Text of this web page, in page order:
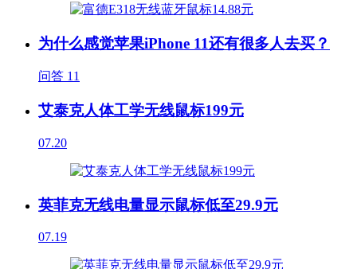
为什么感觉苹果iPhone 11还有很多人去买？
问答 11
艾泰克人体工学无线鼠标199元
07.20
英菲克无线电量显示鼠标低至29.9元
07.19